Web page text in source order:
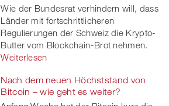
Wie der Bundesrat verhindern will, dass
Länder mit fortschrittlicheren
Regulierungen der Schweiz die Krypto-
Butter vom Blockchain-Brot nehmen.
Weiterlesen
Nach dem neuen Höchststand von
Bitcoin – wie geht es weiter?